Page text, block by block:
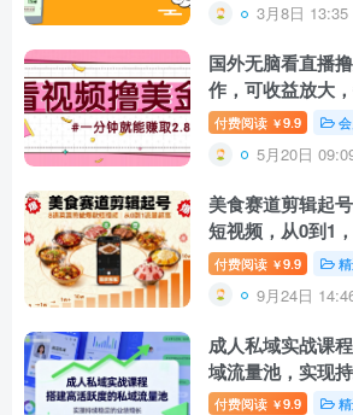
3月8日 13:35
国外无脑看直播
作，可收益放大
美元！
付费阅读 ￥9.9
5月20日
美食赛道剪辑起
短视频，从0到1
付费阅读 ￥9.9
9月24日
成人私域实战课
域流量池，实现
付费阅读 ￥9.9